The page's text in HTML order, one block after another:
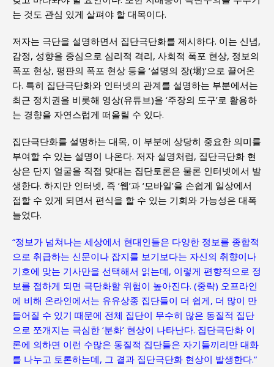
는 것도 관심 있게 살펴야 할 대목이다.
저자는 극단을 설명하면서 집단극단화를 제시하다. 이는 신념,
감정, 성향을 중심으로 심리적 격리, 사회적 폭포 현상, 정보의
폭포 현상, 평판의 폭포 현상 등을 ‘설명의 장(場)’으로 끌어온
다. 특히 집단극단화와 인터넷의 관계를 설명하는 부분에서는
최근 정치권을 비롯해 영상(유튜브)을 ‘주장의 도구’로 활용하
는 경향을 자연스럽게 떠올릴 수 있다.
집단극단화를 설명하는 대목, 이 부분에 상당히 중요한 의미를
부여할 수 있는 설명이 나온다. 저자 설명처럼, 집단극단화 현
상은 단지 얼굴을 직접 맞대는 집단토론은 물론 인터넷에서 발
생한다. 하지만 인터넷, 즉 ‘웹’과 ‘모바일’을 손쉽게 일상에서
접할 수 있게 되면서 편식을 할 수 있는 기회와 가능성은 대폭
늘었다.
“정보가 넘쳐나는 세상에서 현대인들은 다양한 정보를 종합적
으로 취급하는 신문이나 잡지를 보기보다는 자신의 취향이나
기호에 맞는 기사만을 선택해서 읽는데, 이렇게 편향적으로 정
보를 접하게 되면 극단화할 위험이 높아진다. (중략) 오프라인
에 비해 온라인에서는 유유상종 집단들이 더 쉽게, 더 많이 만
들어질 수 있기 때문에 전체 집단이 무수히 많은 동질적 집단
으로 쪼개지는 극심한 ‘분화’ 현상이 나타난다. 집단극단화 이
론에 의하면 이런 수많은 동질적 집단들은 자기들끼리만 대화
를 나누고 토론하는데, 그 결과 집단극단화 현상이 발생한다.”